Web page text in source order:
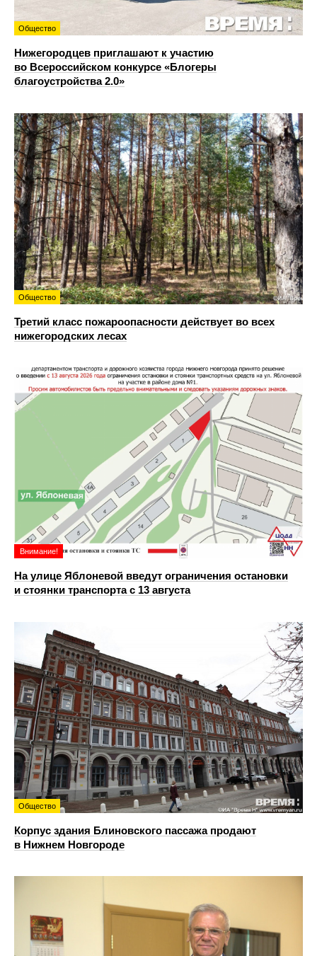
Общество
Нижегородцев приглашают к участию
во Всероссийском конкурсе «Блогеры
благоустройства 2.0»
Общество
Третий класс пожароопасности действует во всех
нижегородских лесах
Внимание!
На улице Яблоневой введут ограничения остановки
и стоянки транспорта с 13 августа
Общество
Корпус здания Блиновского пассажа продают
в Нижнем Новгороде